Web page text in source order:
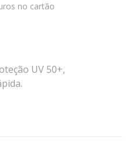
no cartão
UV 50+,